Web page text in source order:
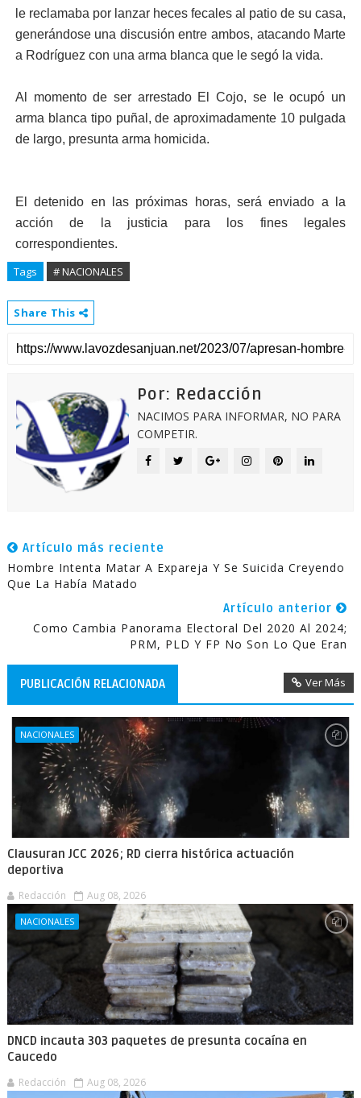
le reclamaba por lanzar heces fecales al patio de su casa,
generándose una discusión entre ambos, atacando Marte
a Rodríguez con una arma blanca que le segó la vida.
Al momento de ser arrestado El Cojo, se le ocupó un
arma blanca tipo puñal, de aproximadamente 10 pulgada
de largo, presunta arma homicida.
El detenido en las próximas horas, será enviado a la
acción de la justicia para los fines legales
correspondientes.
Tags # NACIONALES
Share This
Por: Redacción
NACIMOS PARA INFORMAR, NO PARA
COMPETIR.
Artículo más reciente
Hombre Intenta Matar A Expareja Y Se Suicida Creyendo
Que La Había Matado
Artículo anterior
Como Cambia Panorama Electoral Del 2020 Al 2024;
PRM, PLD Y FP No Son Lo Que Eran
PUBLICACIÓN RELACIONADA Ver Más
NACIONALES
Clausuran JCC 2026; RD cierra histórica actuación
deportiva
Redacción Aug 08, 2026
NACIONALES
DNCD incauta 303 paquetes de presunta cocaína en
Caucedo
Redacción Aug 08, 2026